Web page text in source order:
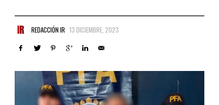
REDACCIÓN IR 13 DICIEMBRE, 2023